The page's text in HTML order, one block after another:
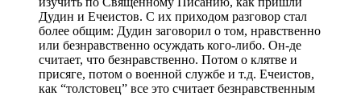
Дудин и Ечеистов. С их приходом разговор стал
более общим: Дудин заговорил о том, нравственно
или безнравственно осуждать кого-либо. Он-де
считает, что безнравственно. Потом о клятве и
присяге, потом о военной службе и т.д. Ечеистов,
как “толстовец” все это считает безнравственным